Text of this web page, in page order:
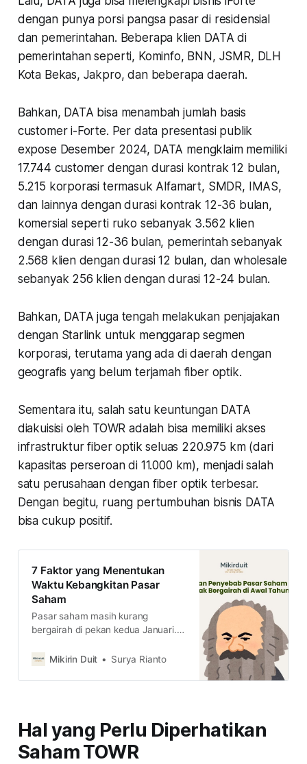
dengan punya porsi pangsa pasar di residensial
dan pemerintahan. Beberapa klien DATA di
pemerintahan seperti, Kominfo, BNN, JSMR, DLH
Kota Bekas, Jakpro, dan beberapa daerah.
Bahkan, DATA bisa menambah jumlah basis
customer i-Forte. Per data presentasi publik
expose Desember 2024, DATA mengklaim memiliki
17.744 customer dengan durasi kontrak 12 bulan,
5.215 korporasi termasuk Alfamart, SMDR, IMAS,
dan lainnya dengan durasi kontrak 12-36 bulan,
komersial seperti ruko sebanyak 3.562 klien
dengan durasi 12-36 bulan, pemerintah sebanyak
2.568 klien dengan durasi 12 bulan, dan wholesale
sebanyak 256 klien dengan durasi 12-24 bulan.
Bahkan, DATA juga tengah melakukan penjajakan
dengan Starlink untuk menggarap segmen
korporasi, terutama yang ada di daerah dengan
geografis yang belum terjamah fiber optik.
Sementara itu, salah satu keuntungan DATA
diakuisisi oleh TOWR adalah bisa memiliki akses
infrastruktur fiber optik seluas 220.975 km (dari
kapasitas perseroan di 11.000 km), menjadi salah
satu perusahaan dengan fiber optik terbesar.
Dengan begitu, ruang pertumbuhan bisnis DATA
bisa cukup positif.
7 Faktor yang Menentukan
Waktu Kebangkitan Pasar
Saham
Pasar saham masih kurang
bergairah di pekan kedua Januari.
saham selanjutnya sepanjang
bisa diperhatikan
Mikirin Duit Surya Rianto
Hal yang Perlu Diperhatikan
Saham TOWR